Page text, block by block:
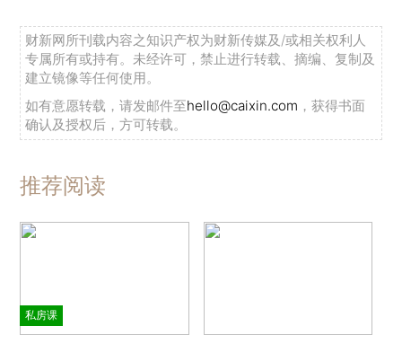
财新网所刊载内容之知识产权为财新传媒及/或相关权利人
专属所有或持有。未经许可，禁止进行转载、摘编、复制及
建立镜像等任何使用。
如有意愿转载，请发邮件至hello@caixin.com ，获得书面
确认及授权后，方可转载。
推荐阅读
私房课